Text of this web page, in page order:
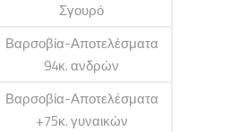
Σγουρό
Βαρσοβία-Αποτελέσματα
94κ. ανδρών
Βαρσοβία-Αποτελέσματα
+75κ. γυναικών